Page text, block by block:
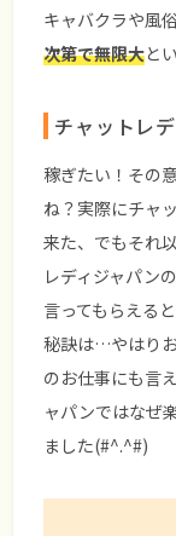
キャバクラや風
次第で無限大と
チャットレ
稼ぎたい！その
ね？実際にチャ
来た、でもそれ
レディジャパン
言ってもらえる
秘訣は…やはり
のお仕事にも言
ャパンではなぜ
ました(#^.^#)